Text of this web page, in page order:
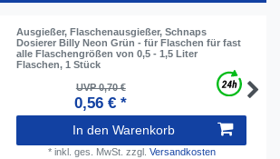
Ausgießer, Flaschenausgießer, Schnaps
Dosierer Billy Neon Grün - für Flaschen für fast
alle Flaschengrößen von 0,5 - 1,5 Liter
Flaschen, 1 Stück
UVP 0,70 €
0,56 € *
In den Warenkorb
* inkl. ges. MwSt. zzgl. Versandkosten